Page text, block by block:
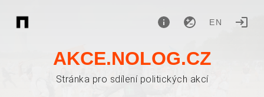
EN
AKCE.NOLOG.CZ
Stránka pro sdílení politických akcí